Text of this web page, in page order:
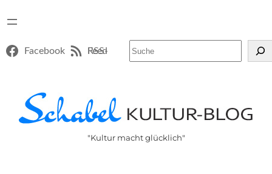
Facebook RSS-Feed
"Kultur macht glücklich"